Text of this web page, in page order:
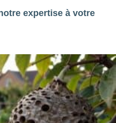
expertise à votre